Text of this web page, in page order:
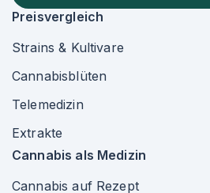
Preisvergleich
Strains & Kultivare
Cannabisblüten
Telemedizin
Extrakte
Cannabis als Medizin
Cannabis auf Rezept